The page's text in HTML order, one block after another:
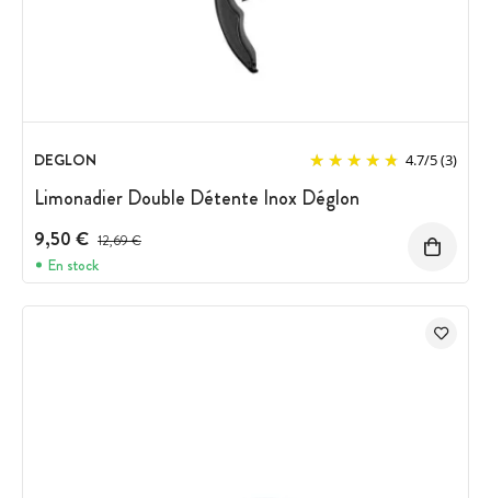
DEGLON 4.7/5(3)
Limonadier Double Détente Inox Déglon
9,50 € Prix avant réduction :
12,69 €
En stock